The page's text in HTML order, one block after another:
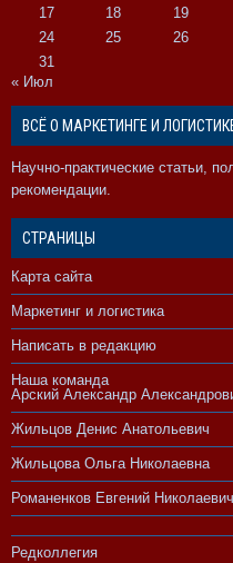
17
18 19
24
25 26
31
« Июл
ВСЁ О МАРКЕТИНГЕ И
Научно-практические статьи,
рекомендации.
СТРАНИЦЫ
Карта сайта
Маркетинг и логистика
Написать в редакцию
Наша команда
Арский Александр
Жильцов Денис Анатольевич
Жильцова Ольга Николаевна
Романенков Евгений Николаевич
Редколлегия